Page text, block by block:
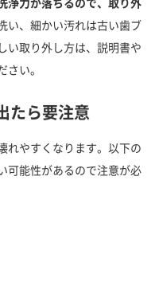
い、細かい汚れは古い歯ブ
い取り外し方は、説明書や
い。
たら要注意
れやすくなります。以下の
可能性があるので注意が必